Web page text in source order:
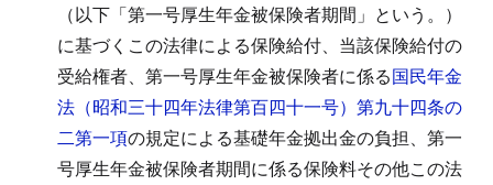
（以下「第一号厚生年金被保険者期間」という。）
に基づくこの法律による保険給付、当該保険給付の
受給権者、第一号厚生年金被保険者に係る国民年金
法（昭和三十四年法律第百四十一号）第九十四条の
二第一項の規定による基礎年金拠出金の負担、第一
号厚生年金被保険者期間に係る保険料その他この法